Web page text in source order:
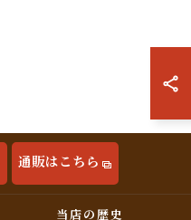
通販はこちら
当店の歴史